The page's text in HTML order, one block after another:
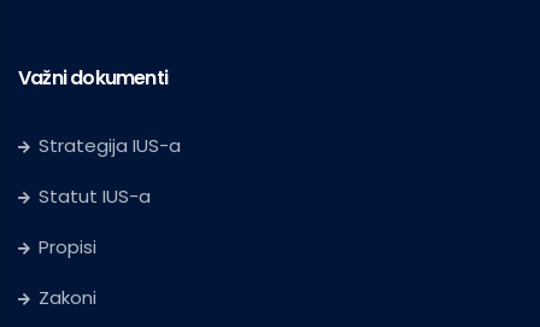
Važni dokumenti
Strategija IUS-a
Statut IUS-a
Propisi
Zakoni